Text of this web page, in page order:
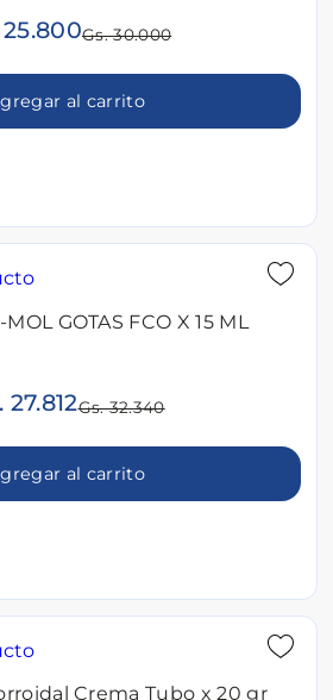
25.800Gs. 30.000
al carrito
GOTAS FCO X 15 ML
27.812Gs. 32.340
al carrito
Crema Tubo x 20 gr